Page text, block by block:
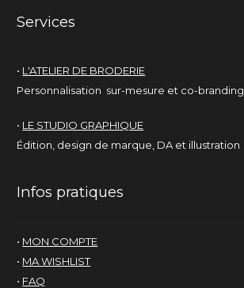
Services
• L'ATELIER DE BRODERIE
Personnalisation sur-mesure et co-branding
• LE STUDIO GRAPHIQUE
Édition, design de marque, DA et illustration
Infos pratiques
• MON COMPTE
• MA WISHLIST
• FAQ